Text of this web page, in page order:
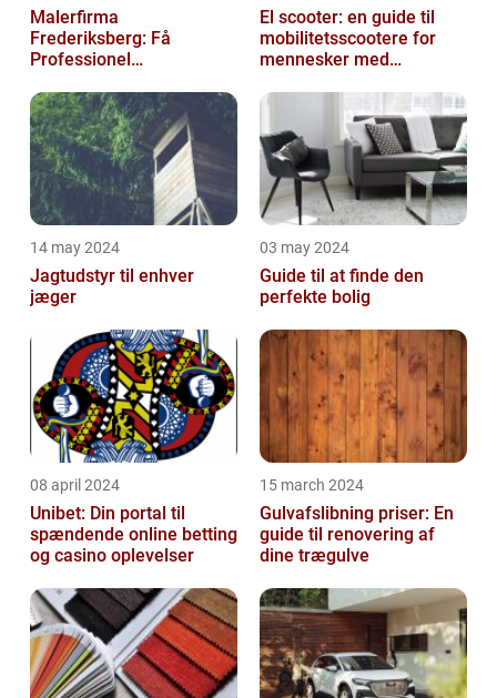
Malerfirma
Frederiksberg: Få
Professionel
eller virksomhed
El scooter: en guide til
mobilitetsscootere for
mennesker med
14 may 2024
Jagtudstyr til enhver
jæger
03 may 2024
Guide til at finde den
perfekte bolig
08 april 2024
Unibet: Din portal til
spændende online betting
og casino oplevelser
15 march 2024
Gulvafslibning priser: En
guide til renovering af
dine trægulve